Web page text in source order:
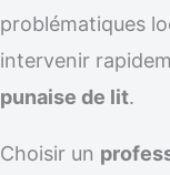
problématiques
intervenir
punaise de lit.
Choisir un